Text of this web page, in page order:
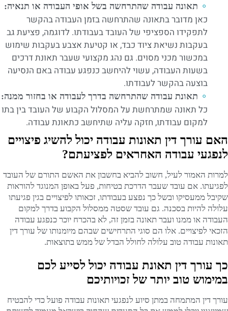
תאונה עבודה שהתרחשה בשל אופי העבודה או תנאיה:
כאן מדובר בתאונה שהתרחשה בזמן העבודה בהקשר
לתפקידו הספציפי של העובד בעבודתו. לדוגמה, פציעת גב
בעקבות נשיאת ציוד כבד, או קטיעת אצבע בעקבות שימוש
במכשור מכני מסוים. גם נהג מקצועי שעבר תאונת דרכים
בשעות העבודה, עשוי להיחשב כנפגע עבודה באם הנסיעה
בוצעה בהקשר לעבודתו.
תאונת עבודה שהתרחשה בדרך לעבודה או בחזור ממנה:
כל תאונה שמתרחשת על המסלול הקבוע של העובד בין בתו
למקום עבודתו, חזקה עליה שתיחשב כתאונת עבודה.
האם עורך דין תאונות עבודה יכול להשיג פיצויים
לנפגעי עבודה האחראים לפציעתם?
למרות האמור לעיל, חשוב להביא בחשבון את האשם התורם של העובד
לפגיעתו. אם עובד שעבר הדרכת בטיחות, פעל באופן המנוגד להוראות
שקיבל ממעסיקו ובשל כך נפצע בעבודתו, זכאותו לפיצויים בגין פגיעתו
עלולה להיות בסכנה. גם עובד שסטה ממסלול הקבוע בדרך למקום
העבודה או ממנו ועבר תאונה בזמן זה, לא בהכרח יוכר כנפגע עבודה
הזכאי לפיצויים. אלו הם סוגי התרחישים שבהם מיומנותו של עורך דין
תאונות עבודה טוב עלולה לחולל הבדל של ממש בתוצאות.
כך עורך דין תאונת עבודה יכול לסייע לכם
במימוש טוב יותר של זכויותיכם
עורך דין המתמחה במתן סיוע לנפגעי תאונות עבודה פועל כדי להבטיח